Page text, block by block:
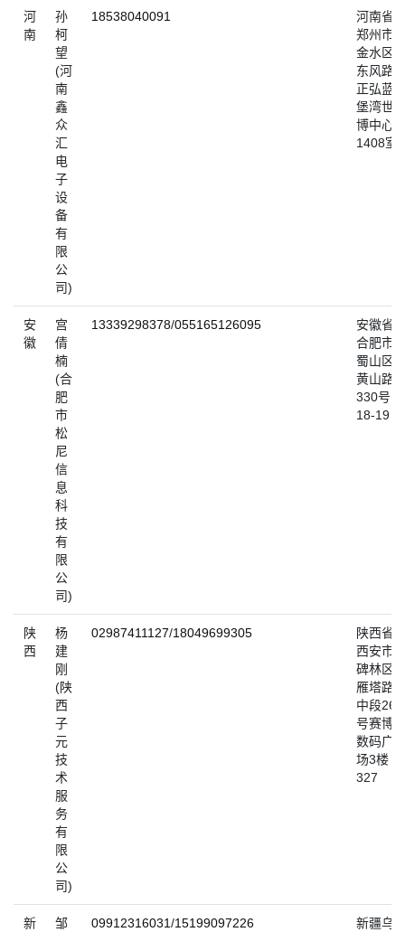
河
南
孙
柯
望
(河
南
鑫
众
汇
电
子
设
备
有
限
公
司)
18538040091
河南省
郑州市
金水区
东风路
正弘蓝
堡湾世
博中心
1408室
安
徽
宫
倩
楠
(合
肥
市
松
尼
信
息
科
技
有
限
公
司)
13339298378/055165126095
安徽省
合肥市
蜀山区
黄山路
330号
18-19
陕
西
杨
建
刚
(陕
西
子
元
技
术
服
务
有
限
公
司)
02987411127/18049699305
陕西省
西安市
碑林区
雁塔路
中段26
号赛博
数码广
场3楼
327
新
邹
09912316031/15199097226
新疆乌